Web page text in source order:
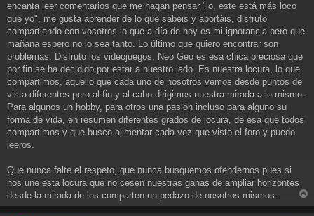
encanta leer comentarios que me hagan pensar "jo, este está más loco
que yo", me gusta aprender de lo que sabéis y aportáis, disfruto
compartiendo con vosotros lo que a día de hoy es mi ignorancia pero que
mañana espero no lo sea tanto. Lo último que quiero encontrar son
problemas. Disfruto los videojuegos, Neo Geo es esa chica preciosa que
por fin se ha decidido por estar a nuestro lado. Es nuestra locura, lo que
compartimos, aquello que cada uno de nosotros vemos desde puntos de
vista diferentes pero al fin y al cabo dirigimos nuestra mirada a lo mismo.
Para algunos un hobby, para otros una pasión incluso para alguno su
forma de vida, en resumen diferentes grados de locura, de esa que todos
compartimos y que busco alimentar cada vez que visto el foro y puedo
leeros.
Que nunca falte el respeto, que nunca busquemos ofendernos pues si
nos une esta locura que no cesen nuestras ganas de ampliar horizontes
desde la mirada de los comparten un pedazo de nosotros mismos.
r